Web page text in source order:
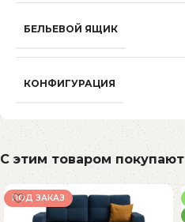
БЕЛЬЕВОЙ ЯЩИК
КОНФИГУРАЦИЯ
С этим товаром покупают
ПОД ЗАКАЗ